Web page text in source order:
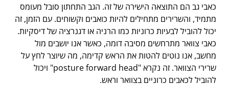
כאבי גב הם התוצאה הישירה של זה. הגב התחתון סובל מעומס
מתמיד, והשרירים מתחילים להיות כואבים וקשוחים. עם הזמן, זה
יכול להוביל לבעיות כרוניות כמו הרניה או דגנרציה של דיסקיות.
כאבי צוואר מתרחשים מסיבה דומה, כאשר אנו יושבים מול
מחשב, אנו נוטים להטות את הראש קדימה, מה שיוצר לחץ על
שרירי הצוואר. זה נקרא "posture forward head" ויכול
להוביל לכאבים כרוניים בצוואר וראש.